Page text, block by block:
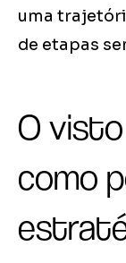
uma
de etapas
O
como